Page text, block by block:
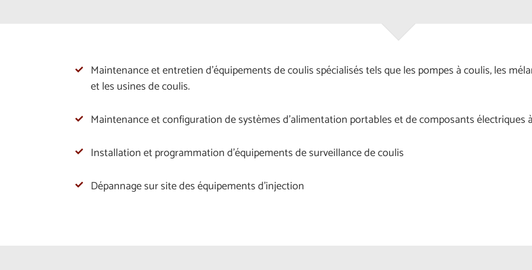
Maintenance et entretien d’équipements de coulis spécialisés tels que les pompes à coulis, les
et les usines de coulis.
Maintenance et configuration de systèmes d’alimentation portables et de composants électriques
Installation et programmation d’équipements de surveillance de coulis
Dépannage sur site des équipements d’injection